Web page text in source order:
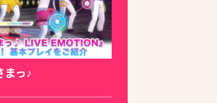
っ♪